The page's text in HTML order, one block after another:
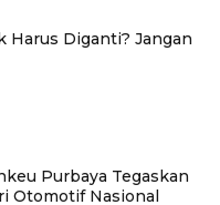
Harus Diganti? Jangan
Purbaya Tegaskan
Otomotif Nasional